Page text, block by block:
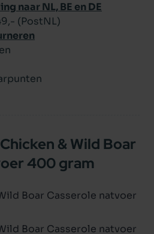
naar NL, BE en DE
(PostNL)
& Wild Boar
400 gram
Boar Casserole natvoer
Boar Casserole natvoer